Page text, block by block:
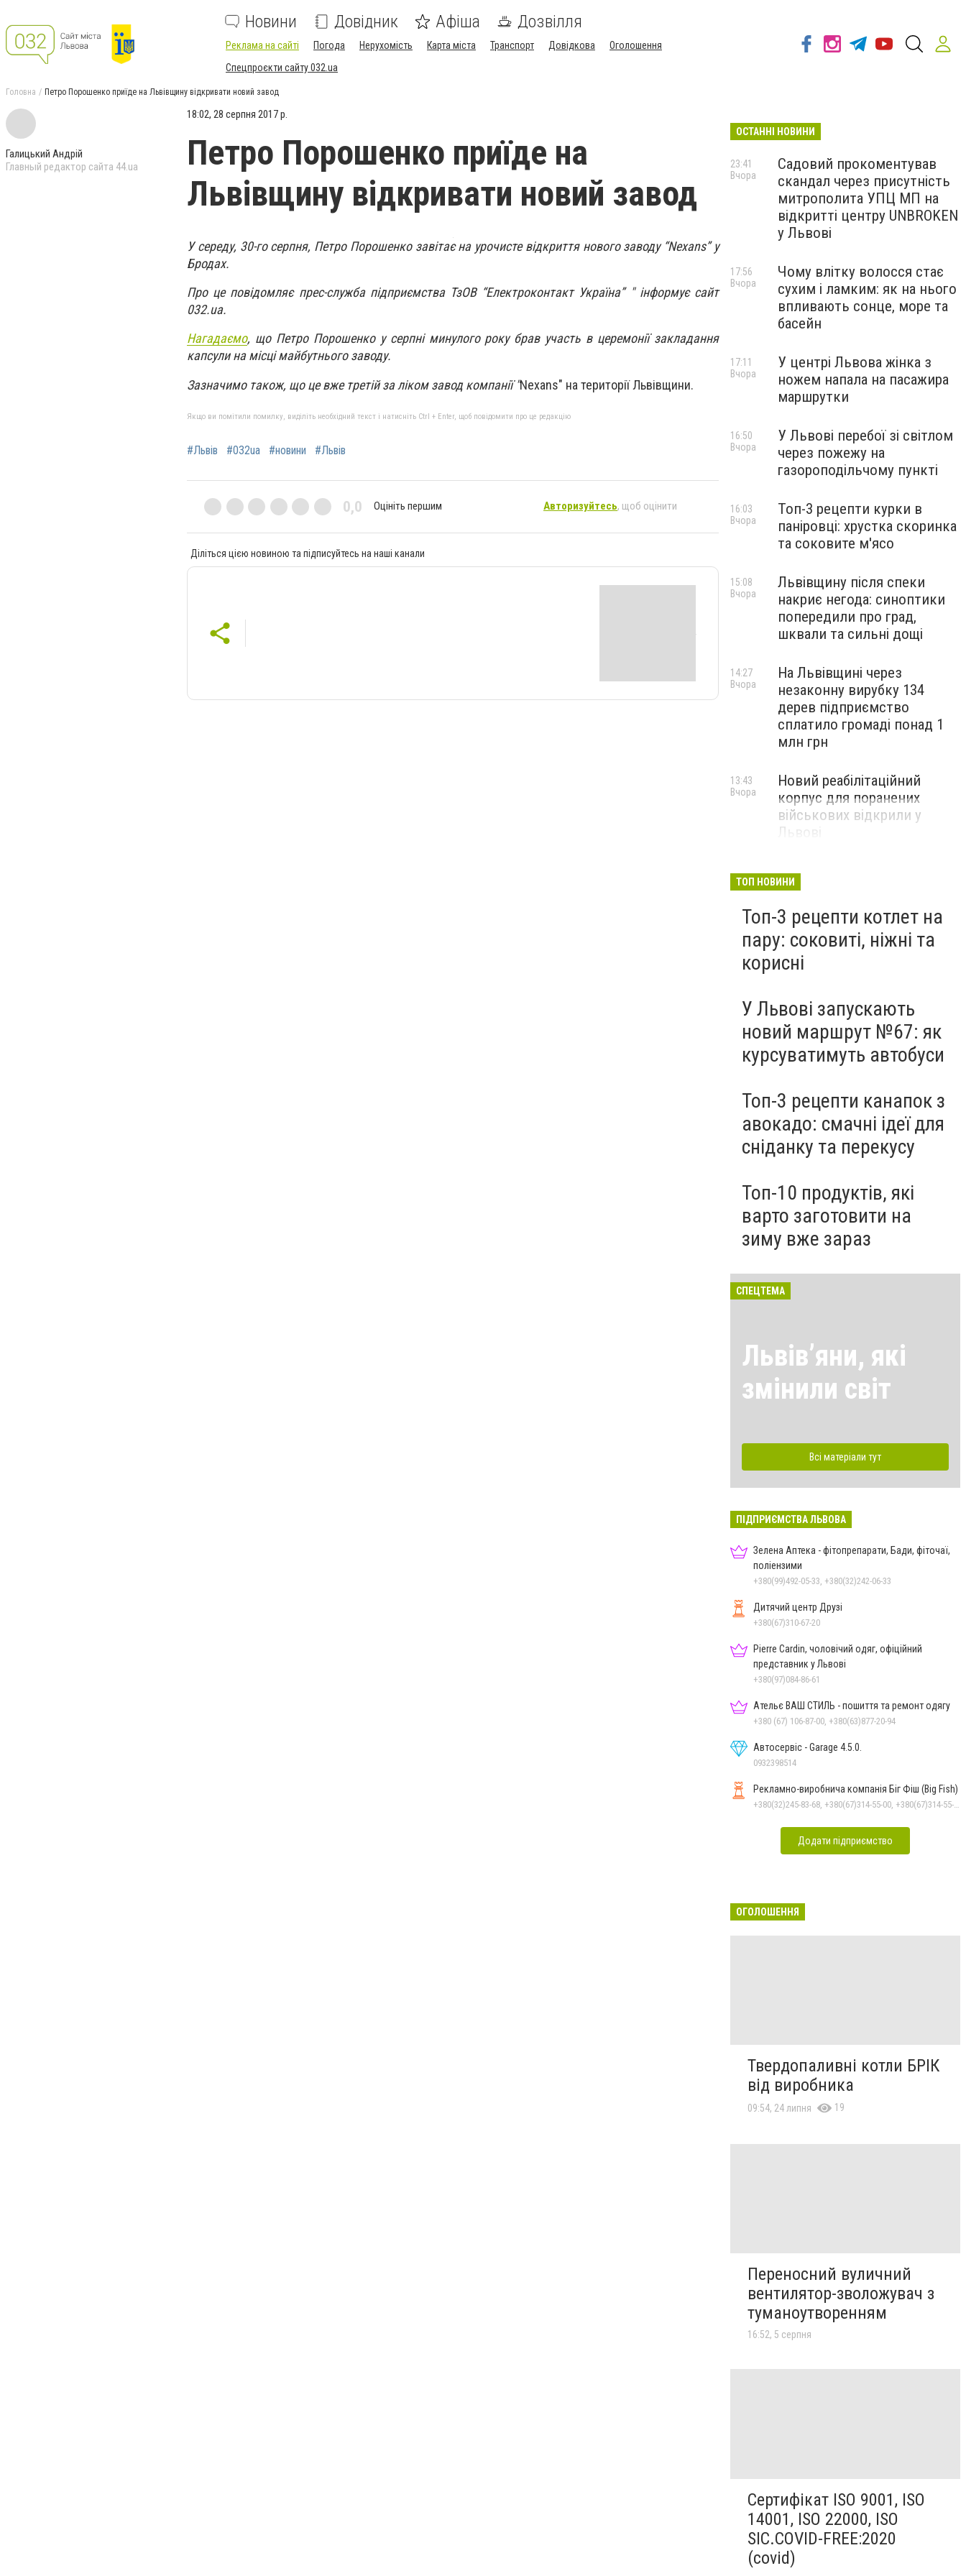
Новини Довідник Афіша Дозвілля
Реклама на сайті Погода Нерухомість Карта міста Транспорт Довідкова
Оголошення
Спецпроєкти сайту 032.ua
Головна Петро Порошенко приїде на Львівщину відкривати новий завод
Галицький Андрій
Главный редактор сайта 44.ua
18:02, 28 серпня 2017 р.
Петро Порошенко приїде на
Львівщину відкривати новий завод
У середу, 30-го серпня, Петро Порошенко завітає на урочисте відкриття нового заводу “Nexans” у
Бродах.
Про це повідомляє прес-служба підприємства ТзОВ “Електроконтакт Україна”" інформує сайт
032.ua.
Нагадаємо, що Петро Порошенко у серпні минулого року брав участь в церемонії закладання
капсули на місці майбутнього заводу.
Зазначимо також, що це вже третій за ліком завод компанії "Nexans" на території Львівщини.
Якщо ви помітили помилку, виділіть необхідний текст і натисніть Ctrl + Enter, щоб повідомити про це редакцію
#Львів #032ua #новини #Львів
0,0 Оцініть першим Авторизуйтесь, щоб оцінити
Діліться цією новиною та підписуйтесь на наші канали
ОСТАННІ НОВИНИ
Садовий прокоментував
скандал через присутність
митрополита УПЦ МП на
відкритті центру UNBROKEN
у Львові
23:41
Вчора
Чому влітку волосся стає
сухим і ламким: як на нього
впливають сонце, море та
басейн
17:56
Вчора
У центрі Львова жінка з
ножем напала на пасажира
маршрутки
17:11
Вчора
У Львові перебої зі світлом
через пожежу на
газороподільчому пункті
16:50
Вчора
Топ-3 рецепти курки в
паніровці: хрустка скоринка
та соковите м'ясо
16:03
Вчора
Львівщину після спеки
накриє негода: синоптики
попередили про град,
шквали та сильні дощі
15:08
Вчора
На Львівщині через
незаконну вирубку 134
дерев підприємство
сплатило громаді понад 1
млн грн
14:27
Вчора
Новий реабілітаційний
корпус для поранених
військових відкрили у
Львові
13:43
Вчора
ТОП НОВИНИ
Топ-3 рецепти котлет на
пару: соковиті, ніжні та
корисні
У Львові запускають
новий маршрут №67: як
курсуватимуть автобуси
Топ-3 рецепти канапок з
авокадо: смачні ідеї для
сніданку та перекусу
Топ-10 продуктів, які
варто заготовити на
зиму вже зараз
СПЕЦТЕМА
Львівʼяни, які
змінили світ
Всі матеріали тут
ПІДПРИЄМСТВА ЛЬВОВА
Зелена Аптека - фітопрепарати, Бади, фіточаї,
поліензими
+380(99)492-05-33, +380(32)242-06-33
Дитячий центр Друзі
+380(67)310-67-20
Pierre Cardin, чоловічий одяг, офіційний
представник у Львові
+380(97)084-86-61
Ательє ВАШ СТИЛЬ - пошиття та ремонт одягу
+380 (67) 106-87-00, +380(63)877-20-94
Автосервіс - Garage 4.5.0.
0932398514
Рекламно-виробнича компанія Біг Фіш (Big Fish)
Додати підприємство
ОГОЛОШЕННЯ
Твердопаливні котли БРІК
від виробника
09:54, 24 липня 19
Переносний вуличний
вентилятор-зволожувач з
туманоутворенням
16:52, 5 серпня
Сертифікат ISO 9001, ISO
14001, ISO 22000, ISO
SIC.COVID-FREE:2020
(covid)